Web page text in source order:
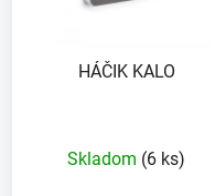
HÁČIK KALO
Skladom (6 ks)